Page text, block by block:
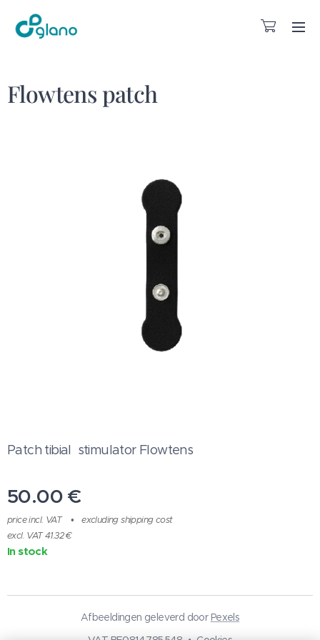
Flowtens patch
Patch tibial stimulator Flowtens
50.00 €
price incl. VAT
excluding shipping cost
excl. VAT 41.32 €
In stock
Afbeeldingen geleverd door Pexels